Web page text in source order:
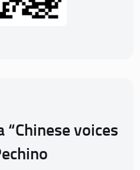
voices